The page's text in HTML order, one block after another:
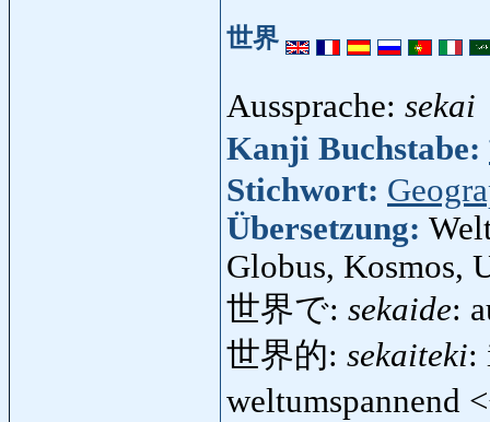
世界
Aussprache: sekai
Kanji Buchstabe:
Stichwort:
Übersetzung:
Globus, Kosmos,
世界で: sekaide:
世界的: sekaiteki:
weltumspannend